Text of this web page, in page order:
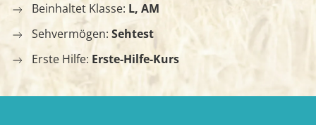
Beinhaltet Klasse: L, AM
Sehvermögen: Sehtest
Erste Hilfe: Erste-Hilfe-Kurs